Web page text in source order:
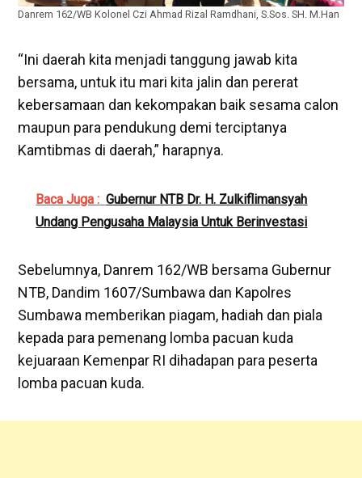
Danrem 162/WB Kolonel Czi Ahmad Rizal Ramdhani, S.Sos. SH. M.Han
“Ini daerah kita menjadi tanggung jawab kita
bersama, untuk itu mari kita jalin dan pererat
kebersamaan dan kekompakan baik sesama calon
maupun para pendukung demi terciptanya
Kamtibmas di daerah,” harapnya.
Baca Juga : Gubernur NTB Dr. H. Zulkiflimansyah
Undang Pengusaha Malaysia Untuk Berinvestasi
Sebelumnya, Danrem 162/WB bersama Gubernur
NTB, Dandim 1607/Sumbawa dan Kapolres
Sumbawa memberikan piagam, hadiah dan piala
kepada para pemenang lomba pacuan kuda
kejuaraan Kemenpar RI dihadapan para peserta
lomba pacuan kuda.